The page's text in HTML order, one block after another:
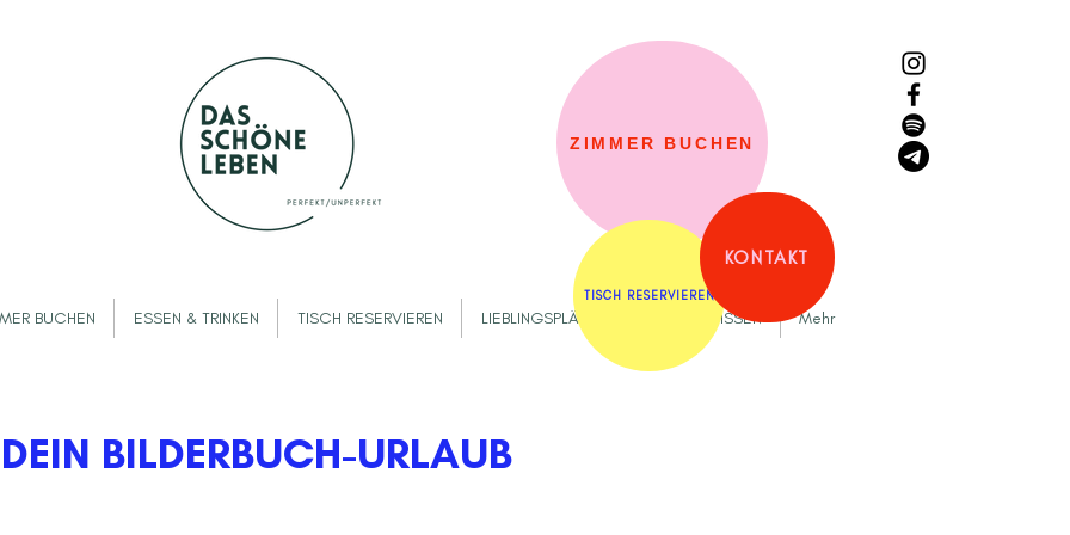
ZIMMER BUCHEN
TISCH RESERVIEREN
KONTAKT
BUCHEN ESSEN & TRINKEN TISCH RESERVIEREN LIEBLINGSPLÄTZE GUT ZU WISSEN Mehr
DEIN BILDERBUCH-URLAUB